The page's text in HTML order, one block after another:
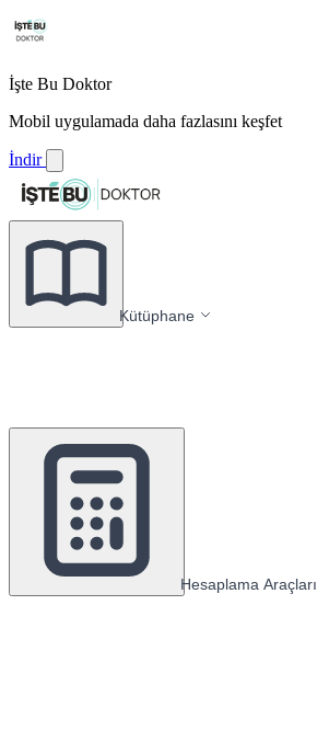
İşte Bu Doktor
Mobil uygulamada daha fazlasını keşfet
İndir
Kütüphane
Hesaplama Araçları